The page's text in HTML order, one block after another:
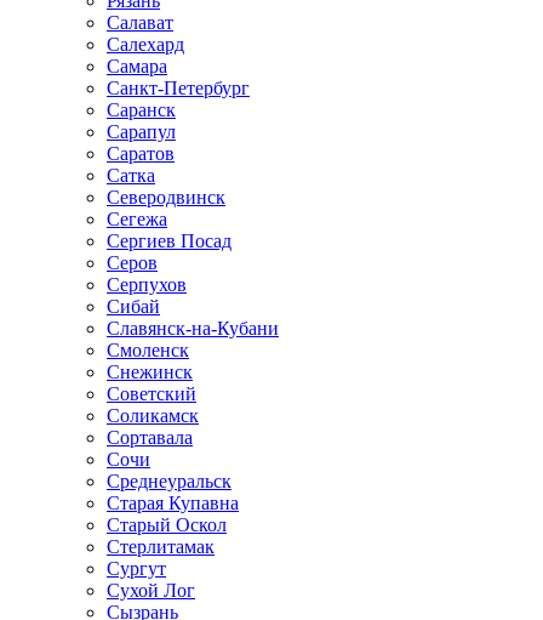
Салават
Салехард
Самара
Санкт-Петербург
Саранск
Сарапул
Саратов
Сатка
Северодвинск
Сегежа
Сергиев Посад
Серов
Серпухов
Сибай
Славянск-на-Кубани
Смоленск
Снежинск
Советский
Соликамск
Сортавала
Сочи
Среднеуральск
Старая Купавна
Старый Оскол
Стерлитамак
Сургут
Сухой Лог
Сызрань